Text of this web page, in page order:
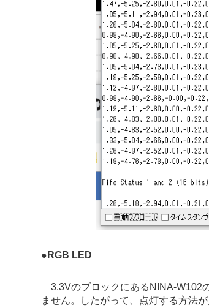
● RGB LED
3.3VのブロックにあるNINA-W102
ません。したがって、点灯する方法